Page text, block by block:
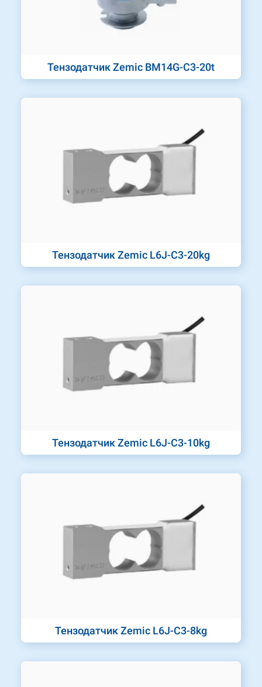
Тензодатчик Zemic BM14G-C3-20t
Тензодатчик Zemic L6J-C3-20kg
Тензодатчик Zemic L6J-C3-10kg
Тензодатчик Zemic L6J-C3-8kg